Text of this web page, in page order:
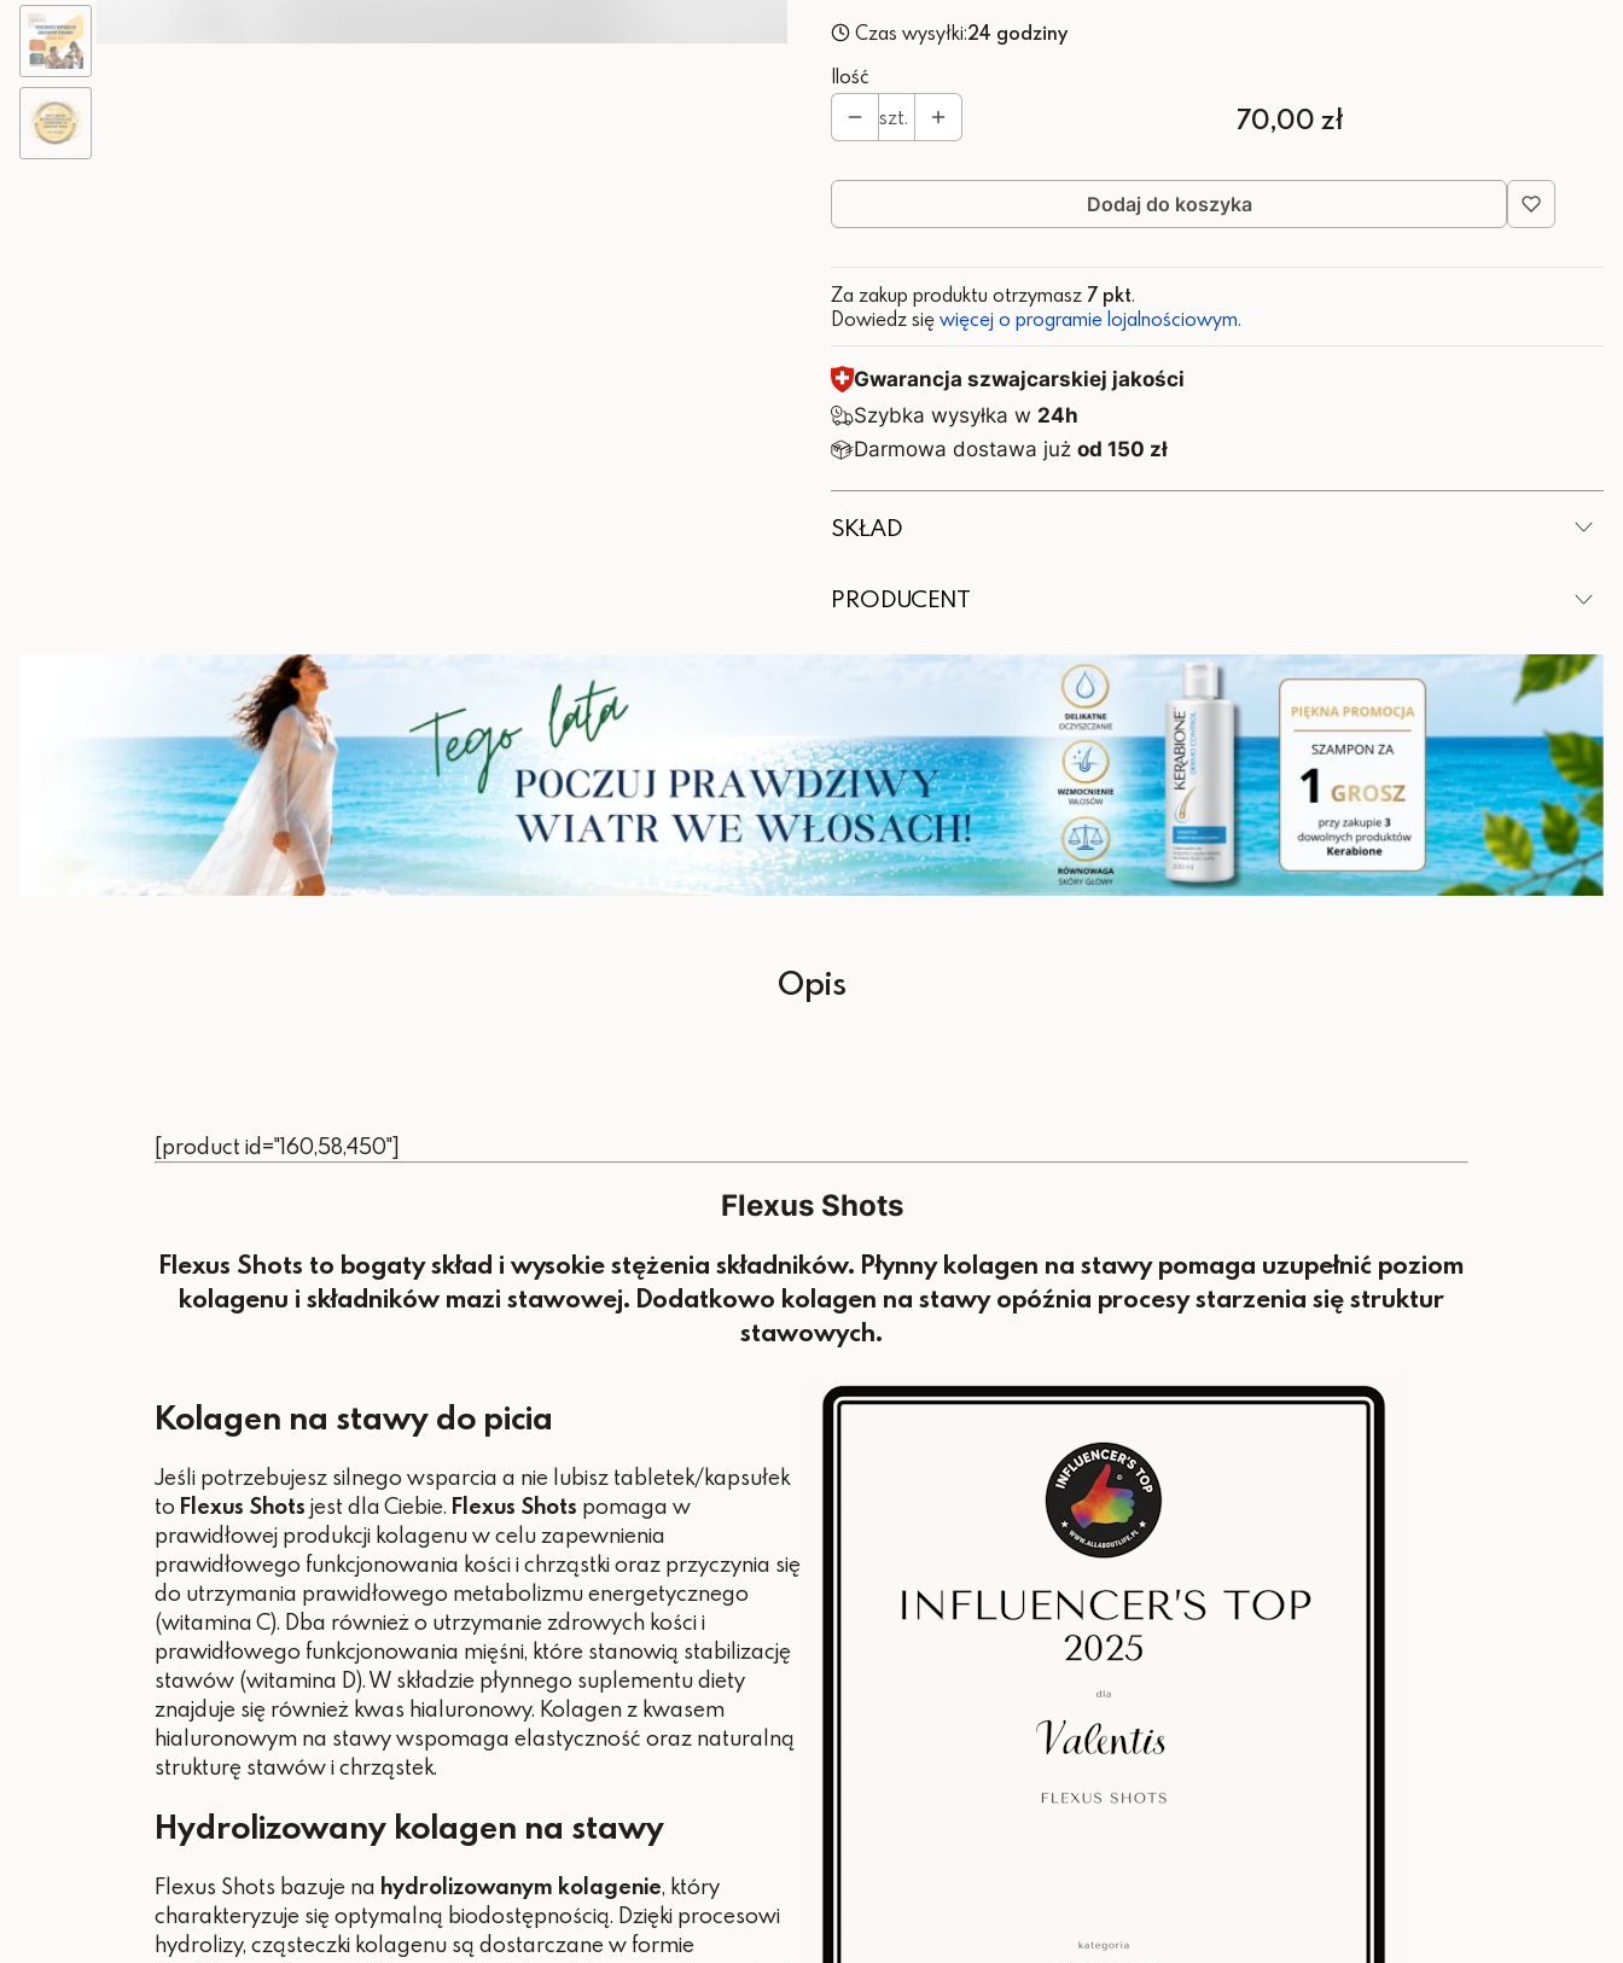
Czas wysyłki:24 godziny
Ilość
szt.
Cena
70,00 zł
Dodaj do koszyka
Za zakup produktu otrzymasz 7 pkt.
Dowiedz się więcej o programie lojalnościowym.
Gwarancja szwajcarskiej jakości
Szybka wysyłka w 24h
Darmowa dostawa jużod 150 zł
SKŁAD
Hydrolizowany kolagen
500 mg
500 mg
Siarczan glukozaminy
250 mg
Kwas hialuronowy
25 mg
Witamina C
80 mg (100% RWS*)
PRODUCENT
Wytwórca:
Valentis AG, CH-6982 Agno – Lugano, Szwajcaria
Valentis Polska Sp. z o. o., ul. Krakowiaków 50, 02-255 Warszawa, Polska
Opis
[product id="160,58,450"]
Flexus Shots
Flexus Shots to bogaty skład i wysokie stężenia składników. Płynny kolagen na stawy pomaga uzupełnić poziom
kolagenu i składników mazi stawowej. Dodatkowo kolagen na stawy opóźnia procesy starzenia się struktur
stawowych.
Kolagen na stawy do picia
Jeśli potrzebujesz silnego wsparcia a nie lubisz tabletek/kapsułek
to Flexus Shots jest dla Ciebie. Flexus Shots pomaga w
prawidłowej produkcji kolagenu w celu zapewnienia
prawidłowego funkcjonowania kości i chrząstki oraz przyczynia się
do utrzymania prawidłowego metabolizmu energetycznego
(witamina C). Dba również o utrzymanie zdrowych kości i
prawidłowego funkcjonowania mięśni, które stanowią stabilizację
stawów (witamina D). W składzie płynnego suplementu diety
znajduje się również kwas hialuronowy. Kolagen z kwasem
hialuronowym na stawy wspomaga elastyczność oraz naturalną
strukturę stawów i chrząstek.
Hydrolizowany kolagen na stawy
Flexus Shots bazuje na hydrolizowanym kolagenie, który
charakteryzuje się optymalną biodostępnością. Dzięki procesowi
hydrolizy, cząsteczki kolagenu są dostarczane w formie